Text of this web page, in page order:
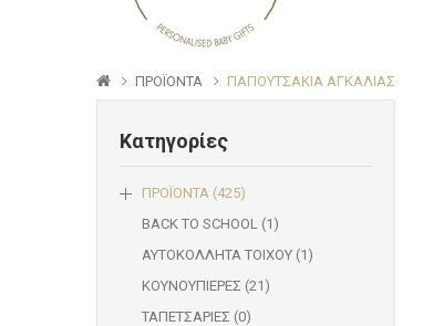
ΠΡΟΪΟΝΤΑ ΠΑΠΟΥΤΣΑΚΙΑ ΑΓΚΑΛΙΑΣ
Κατηγορίες
ΠΡΟΪΟΝΤΑ (425)
BACK TO SCHOOL (1)
ΑΥΤΟΚΟΛΛΗΤΑ ΤΟΙΧΟΥ (1)
ΚΟΥΝΟΥΠΙΕΡΕΣ (21)
ΤΑΠΕΤΣΑΡΙΕΣ (0)